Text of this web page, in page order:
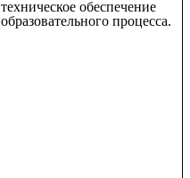
техническое обеспечение
образовательного процесса.